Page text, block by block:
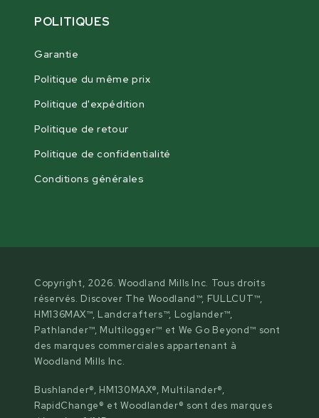
POLITIQUES
Garantie
Politique du même prix
Politique d'expédition
Politique de retour
Politique de confidentialité
Conditions générales
Copyright, 2026. Woodland Mills Inc. Tous droits
réservés. Discover The Woodland™, FULLCUT™,
HM136MAX™, Landcrafters™, Loglander™,
Pathlander™, Multilogger™ et We Go Beyond™ sont
des marques commerciales appartenant à
Woodland Mills Inc.
Bushlander®, HM130MAX®, Multilander®,
RapidChange® et Woodlander® sont des marques